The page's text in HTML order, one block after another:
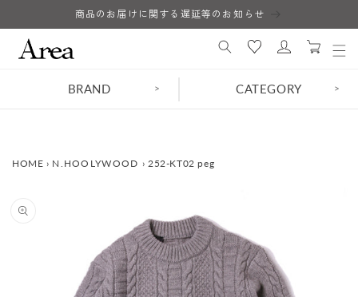
進む
商品のお届けに関する遅延等のお知らせ
ロ
イ
カ
ー
BRAND > CATEGORY >
HOME › N.HOOLYWOOD › 252-KT02 peg